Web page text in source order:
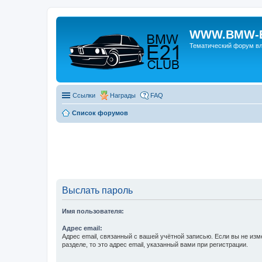
WWW.BMW-
Тематический форум
Ссылки Награды FAQ
Список форумов
Выслать пароль
Имя пользователя:
Адрес email:
Адрес email, связанный с вашей учётной записью. Если вы не
разделе, то это адрес email, указанный вами при регистрации.